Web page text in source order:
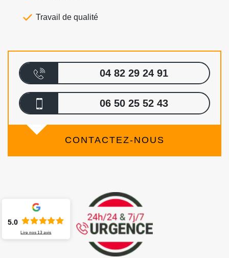
Travail de qualité
04 82 29 24 91
06 50 25 52 43
CONTACTEZ-NOUS
5.0
Lire nos13 avis